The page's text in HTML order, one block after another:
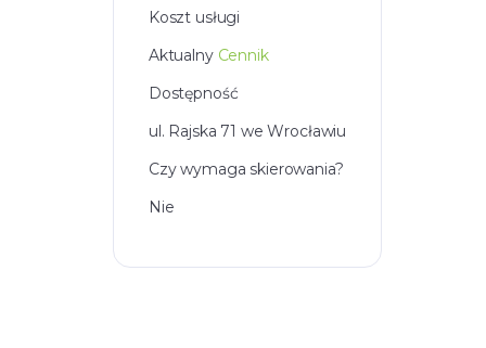
Koszt usługi
Aktualny Cennik
Dostępność
ul. Rajska 71 we Wrocławiu
Czy wymaga skierowania?
Nie